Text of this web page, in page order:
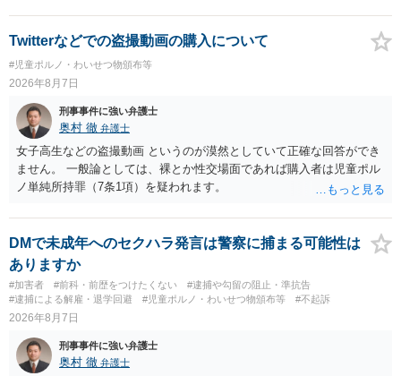
Twitterなどでの盗撮動画の購入について
#児童ポルノ・わいせつ物頒布等
2026年8月7日
刑事事件に強い弁護士
奥村 徹 弁護士
女子高生などの盗撮動画 というのが漠然としていて正確な回答ができ
ません。 一般論としては、裸とか性交場面であれば購入者は児童ポル
ノ単純所持罪（7条1項）を疑われます。
DMで未成年へのセクハラ発言は警察に捕まる可能性は
ありますか
#加害者 #前科・前歴をつけたくない
#逮捕や勾留の阻止・準抗告
#逮捕による解雇・退学回避
#児童ポルノ・わいせつ物頒布等 #不起訴
2026年8月7日
刑事事件に強い弁護士
奥村 徹 弁護士